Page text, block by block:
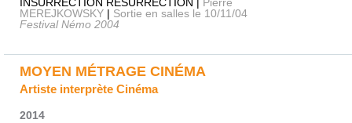
MEREJKOWSKY | Sortie en salles le 10/11/04
Festival Némo 2004
MOYEN MÉTRAGE CINÉMA
Artiste interprète Cinéma
2014